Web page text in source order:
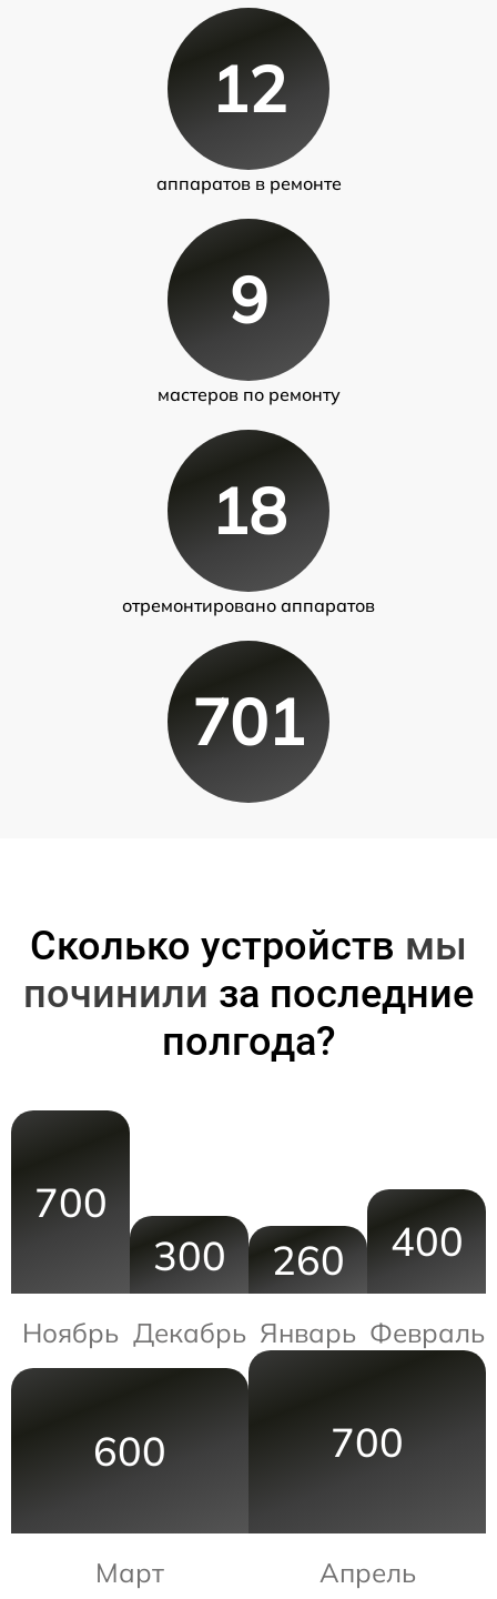
12
аппаратов в ремонте
9
мастеров по ремонту
18
отремонтировано аппаратов
701
Сколько устройств мы
починили за последние
полгода?
700
Ноябрь
300
Декабрь
260
Январь
400
Февраль
600
Март
700
Апрель